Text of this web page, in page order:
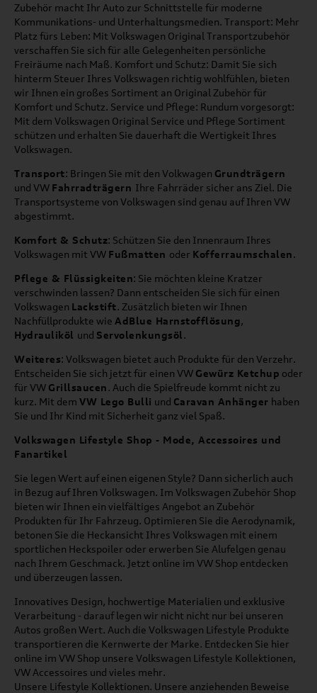
Zubehör macht Ihr Auto zur Schnittstelle für moderne
Kommunikations- und Unterhaltungsmedien. Transport: Mehr
Platz fürs Leben: Mit Volkswagen Original Transportzubehör
verschaffen Sie sich für alle Gelegenheiten persönliche
Freiräume nach Maß. Komfort und Schutz: Damit Sie sich
hinterm Steuer Ihres Volkswagen richtig wohlfühlen, bieten
wir Ihnen ein großes Sortiment an Original Zubehör für
Komfort und Schutz. Service und Pflege: Rundum vorgesorgt:
Mit dem Volkswagen Original Service und Pflege Sortiment
schützen und erhalten Sie dauerhaft die Wertigkeit Ihres
Volkswagen.
Transport: Bringen Sie mit den Volkwagen Grundträgern
und VW Fahrradträgern Ihre Fahrräder sicher ans Ziel. Die
Transportsysteme von Volkswagen sind genau auf Ihren VW
abgestimmt.
Komfort & Schutz: Schützen Sie den Innenraum Ihres
Volkswagen mit VW Fußmatten oder Kofferraumschalen.
Pflege & Flüssigkeiten: Sie möchten kleine Kratzer
verschwinden lassen? Dann entscheiden Sie sich für einen
Volkswagen Lackstift. Zusätzlich bieten wir Ihnen
Nachfüllprodukte wie AdBlue Harnstofflösung,
Hydrauliköl und Servolenkungsöl.
Weiteres: Volkswagen bietet auch Produkte für den Verzehr.
Entscheiden Sie sich jetzt für einen VW Gewürz Ketchup oder
für VW Grillsaucen. Auch die Spielfreude kommt nicht zu
kurz. Mit dem VW Lego Bulli und Caravan Anhänger haben
Sie und Ihr Kind mit Sicherheit ganz viel Spaß.
Volkswagen Lifestyle Shop - Mode, Accessoires und
Fanartikel
Sie legen Wert auf einen eigenen Style? Dann sicherlich auch
in Bezug auf Ihren Volkswagen. Im Volkswagen Zubehör Shop
bieten wir Ihnen ein vielfältiges Angebot an Zubehör
Produkten für Ihr Fahrzeug. Optimieren Sie die Aerodynamik,
betonen Sie die Heckansicht Ihres Volkswagen mit einem
sportlichen Heckspoiler oder erwerben Sie Alufelgen genau
nach Ihrem Geschmack. Jetzt online im VW Shop entdecken
und überzeugen lassen.
Innovatives Design, hochwertige Materialien und exklusive
Verarbeitung - darauf legen wir nicht nicht nur bei unseren
Autos großen Wert. Auch die Volkswagen Lifestyle Produkte
transportieren die Kernwerte der Marke. Entdecken Sie hier
online im VW Shop unsere Volkswagen Lifestyle Kollektionen,
VW Accessoires und vieles mehr.
Unsere Lifestyle Kollektionen. Unsere anziehenden Beweise